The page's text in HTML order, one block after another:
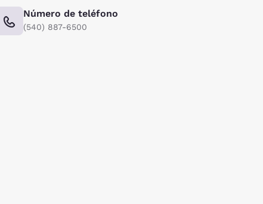
Número de teléfono
(540) 887-6500